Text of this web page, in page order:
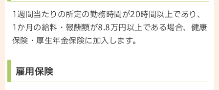
1週間当たりの所定の勤務時間が20時間以上であり、
1か月の給料・報酬額が8.8万円以上である場合、健康
保険・厚生年金保険に加入します。
雇用保険